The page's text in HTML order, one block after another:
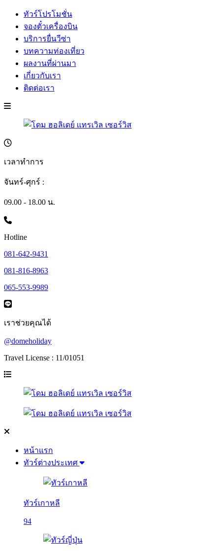
ทัวร์โปรโมชั่น
จองตั๋วเครื่องบิน
บริการยื่นวีซ่า
บทความท่องเที่ยว
ผลงานที่ผ่านมา
เกี่ยวกับเรา
ติดต่อเรา
เวลาทำการ
จันทร์-ศุกร์ :
09.00 - 18.00 น.
Hotline
081-642-9431
081-816-8963
065-553-9989
เราช่วยคุณได้
@domeholiday
Travel License : 11/01051
หน้าแรก
ทัวร์ต่างประเทศ
ทัวร์เกาหลี
94